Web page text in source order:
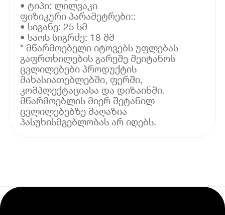
• ტიპი: ლილვაკი
ფიზიკური პარამეტრები::
• სიგანე: 25 სმ
• საოს სიგრძე: 18 მმ
* მწარმოებელი იტოვებს უფლებას
გაფრთხილების გარეშე შეიტანოს
ცვლილებები პროდუქტის
მახასიათებლებში, ფერში,
კომპლექტაციასა და დიზაინში.
მწარმოებლის მიერ შეტანილ
ცვლილებებზე მაღაზია
პასუხისმგებლობას არ იღებს.